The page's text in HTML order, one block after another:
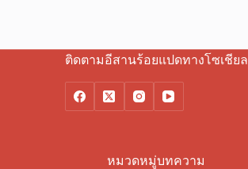
ติดตามอีสานร้อยแปดทางโซเชียล
หมวดหมู่บทความ